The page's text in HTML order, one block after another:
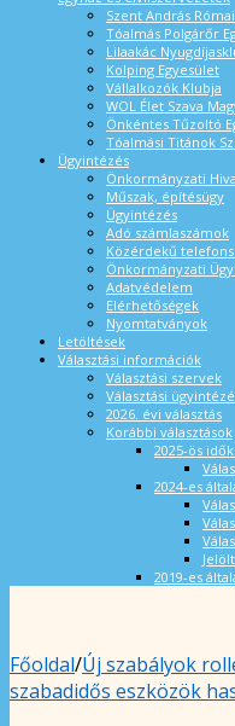
Szent András
Tóalmás Polgárőr
Lilaakác
Kolping Egyesület
Vállalkozók Klubja
WOL Élet Szava
Önkéntes Tűzoltó
Tóalmási Titánok
Ügyintézés
Önkormányzati
Műszak, építésügy
Ügyintézés
Adó számlaszámok
Közérdekű
Önkormányzati
Adatvédelem
Elérhetőségek
Nyomtatványok
Letöltések
Választási információk
Választási szervek
Választási
2026. évi választás
Korábbi választások
2025-ös
2024-es
2019-es
Főoldal/Új szabályok
szabadidős eszközök